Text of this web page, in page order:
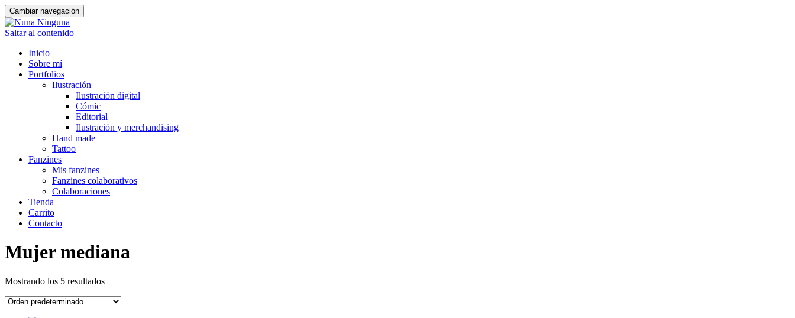
Cambiar navegación
Saltar al contenido
Inicio
Sobre mí
Portfolios
Ilustración
Ilustración digital
Cómic
Editorial
Ilustración y merchandising
Hand made
Tattoo
Fanzines
Mis fanzines
Fanzines colaborativos
Colaboraciones
Tienda
Carrito
Contacto
Mujer mediana
Mostrando los 5 resultados